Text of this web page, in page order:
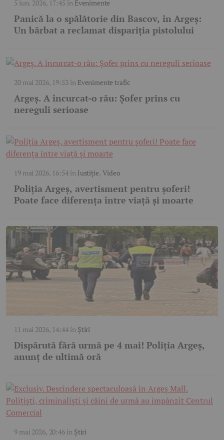
5 iun. 2026, 17:45 în Evenimente
Panică la o spălătorie din Bascov, în Argeș:
Un bărbat a reclamat dispariția pistolului
20 mai 2026, 19:53în Evenimente trafic
Argeș. A încurcat-o rău: Șofer prins cu
nereguli serioase
19 mai 2026, 16:54în Justiție, Video
Poliția Argeș, avertisment pentru șoferi!
Poate face diferența între viață și moarte
11 mai 2026, 14:44în Știri
Dispărută fără urmă pe 4 mai! Poliția Argeș,
anunț de ultimă oră
9 mai 2026, 20:46în Știri